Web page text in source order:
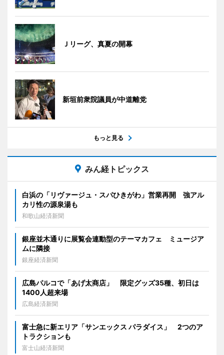
Ｊリーグ、真夏の開幕
新垣前衆院議員が中道離党
もっと見る
みん経トピックス
白浜の「リヴァージュ・スパひきがわ」営業再開 強アル
カリ性の源泉湯も
和歌山経済新聞
銀座並木通りに展覧会連動型のテーマカフェ ミュージア
ムに隣接
銀座経済新聞
広島パルコで「あげ太商店」 限定グッズ35種、初日は
1400人超来場
広島経済新聞
富士急に新エリア「サンエックス パラダイス」 2つのア
トラクションも
富士山経済新聞